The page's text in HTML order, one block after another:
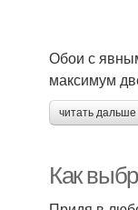
Обои с
максимум
читать
Как